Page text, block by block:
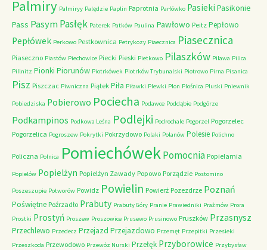
Palmiry Palmiryy Palędzie Paplin Paprotnia Parłówko Pasieki Pasikonie
Pass PasymPasłęk Paterek Patków Paulina Pawłowo Peitz Pepłowo
Pepłówek Perkowo Pestkownica Petrykozy Piaecznica Piasecznica
Piaseczno Piastów Piechowice Piecki Pieski Pietkowo Pilaszków Pilawa Pilica
Pillnitz Pionki Piorunów Piotrkówek Piotrków Trybunalski Piotrowo Pirna Pisanica
Pisz Piszczac Piwniczna Piątek Piła Piławki Plewki Plon Plośnica Pluski Pniewnik
Pobiedziska Pobierowo Pociecha Podawce Poddąbie Podgórze
Podkampinos Podkowa Leśna Podlejki Podrochale Pogorzel Pogorzelec
Pogorzelica Pogroszew Pokrytki Pokrzydowo Polaki Polanów Polesie Polichno
Policzna Polnica PomiechówekPomocnia Popielarnia
Popielów Popielżyn Popielżyn Zawady Popowo Porządzie Postomino
Poszeszupie Potworów Powidz Powielin Powierż Pozezdrze Poznań
Poświętne Poźrzadło Prabuty Prabuty Góry Pranie Prawiedniki Prażmów Prora
Prostki Prostyń Proszew Proszowice Prusewo Prusinowo Pruszków Przasnysz
Przechlewo Przedecz Przejazd Przejazdowo Przemęt Przepitki Przesieki
Przeszkoda Przewodowo Przewóz Nurski Przełęk Przyborowice Przybysław